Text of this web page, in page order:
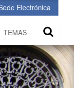
Electrónica
TEMAS